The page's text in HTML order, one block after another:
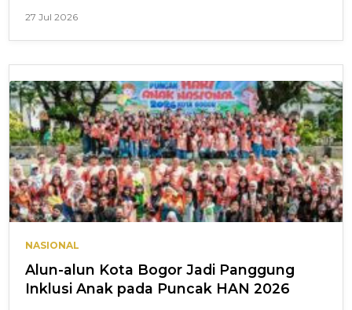
27 Jul 2026
NASIONAL
Alun-alun Kota Bogor Jadi Panggung
Inklusi Anak pada Puncak HAN 2026